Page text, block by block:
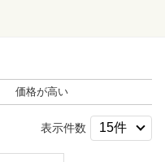
価格が高い
表示件数